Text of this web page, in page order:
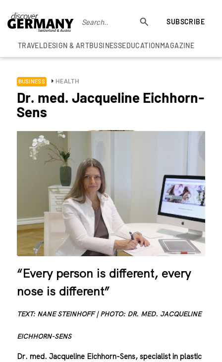
SUBSCRIBE
TRAVELDESIGN & ARTBUSINESSEDUCATIONMAGAZINE
BUSINESS HEALTH
Dr. med. Jacqueline Eichhorn-
Sens
“Every person is different, every
nose is different”
TEXT: NANE STEINHOFF | PHOTO: DR. MED. JACQUELINE
EICHHORN-SENS
Dr. med. Jacqueline Eichhorn-Sens, specialist in plastic